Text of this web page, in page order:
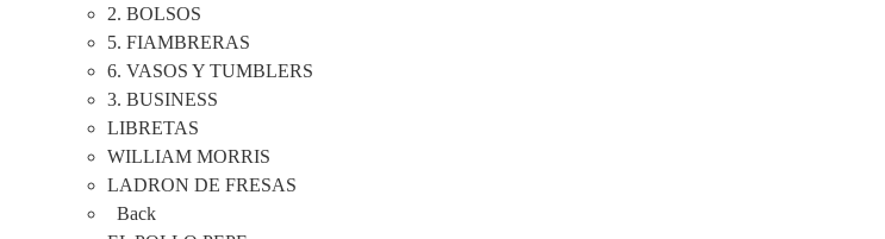
2. BOLSOS
5. FIAMBRERAS
6. VASOS Y TUMBLERS
3. BUSINESS
LIBRETAS
WILLIAM MORRIS
LADRON DE FRESAS
Back